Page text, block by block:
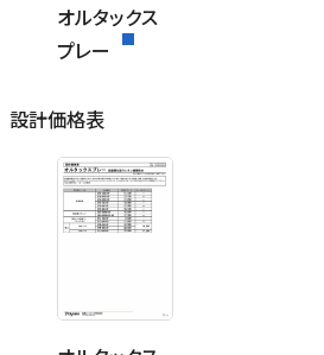
オルタックス
プレー
設計価格表